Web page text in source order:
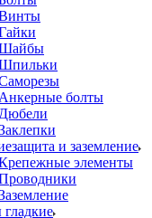
Анкерные болты
Дюбели
и заземление
элементы